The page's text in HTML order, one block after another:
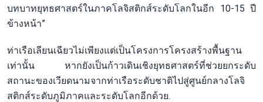
บทบาทยุทธศาสตร์ในภาคโลจิสติกส์ระดับโลกในอีก 10-15 ปี
ข้างหน้า”
ท่าเรือเลียนเฉียวไม่เพียงแต่เป็นโครงการโครงสร้างพื้นฐาน
เท่านั้น หากยังเป็นก้าวเดินเชิงยุทธศาสตร์ที่ช่วยยกระดับ
สถานะของเวียดนามจากท่าเรือระดับชาติไปสู่ศูนย์กลางโลจิ
สติกส์ระดับภูมิภาคและระดับโลกอีกด้วย.